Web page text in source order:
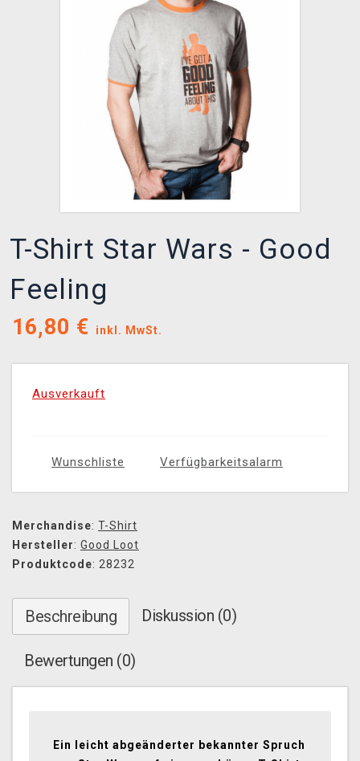
T-Shirt Star Wars - Good
Feeling
16,80 € inkl. MwSt.
Ausverkauft
Wunschliste Verfügbarkeitsalarm
Merchandise: T-Shirt
Hersteller: Good Loot
Produktcode: 28232
Beschreibung Diskussion (0)
Bewertungen (0)
Ein leicht abgeänderter bekannter Spruch